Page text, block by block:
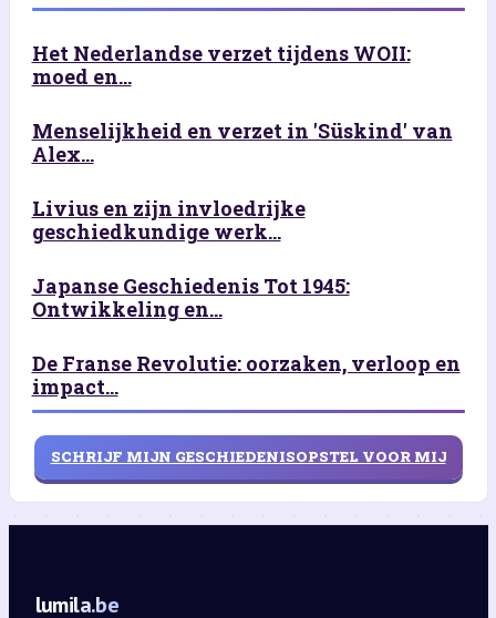
Het Nederlandse verzet tijdens WOII:
moed en...
Menselijkheid en verzet in 'Süskind' van
Alex...
Livius en zijn invloedrijke
geschiedkundige werk...
Japanse Geschiedenis Tot 1945:
Ontwikkeling en...
De Franse Revolutie: oorzaken, verloop en
impact...
SCHRIJF MIJN GESCHIEDENISOPSTEL VOOR MIJ
lumila.be